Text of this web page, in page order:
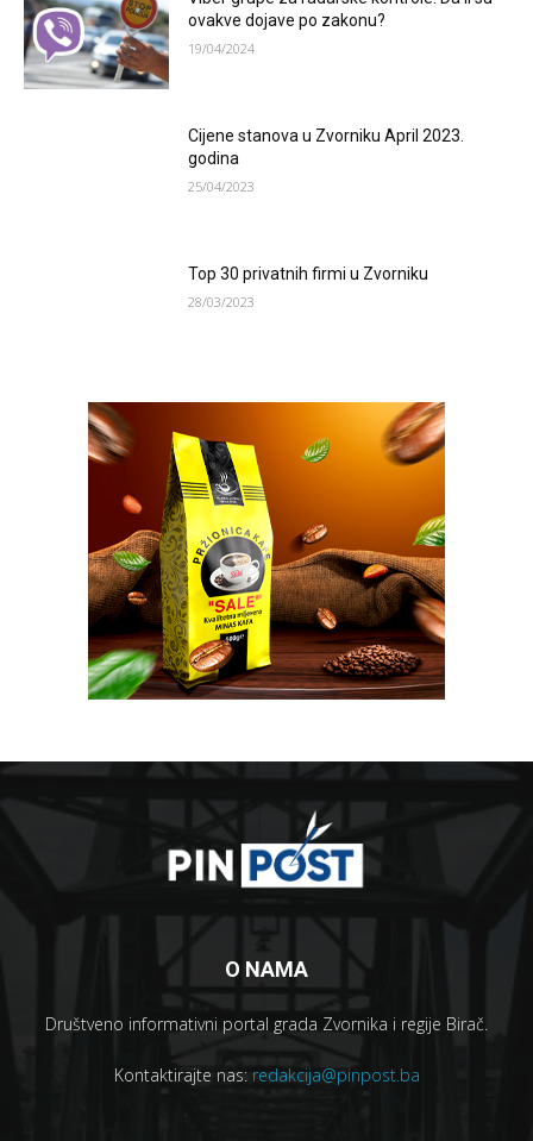
ovakve dojave po zakonu?
19/04/2024
Cijene stanova u Zvorniku April 2023.
godina
25/04/2023
Top 30 privatnih firmi u Zvorniku
28/03/2023
O NAMA
Društveno informativni portal grada Zvornika i regije Birač.
Kontaktirajte nas: redakcija@pinpost.ba